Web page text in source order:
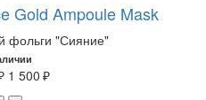
Gold Ampoule Mask
фольги "Сияние"
1 500 ₽